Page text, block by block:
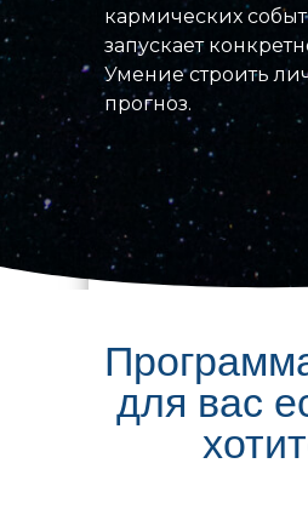
кармических
запускает
Умение строить
прогноз.
для вас